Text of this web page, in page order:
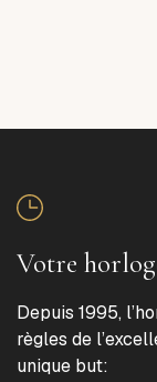
Votre
Depuis 1995,
règles de
unique but: